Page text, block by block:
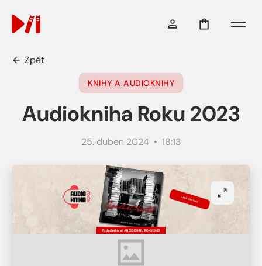
Menu
Zpět
KNIHY A AUDIOKNIHY
Audiokniha Roku 2023
25. duben 2024 • 18:13